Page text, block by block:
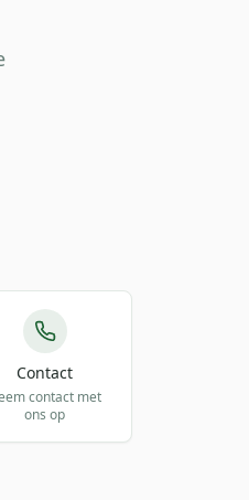
Contact
contact met
ons op